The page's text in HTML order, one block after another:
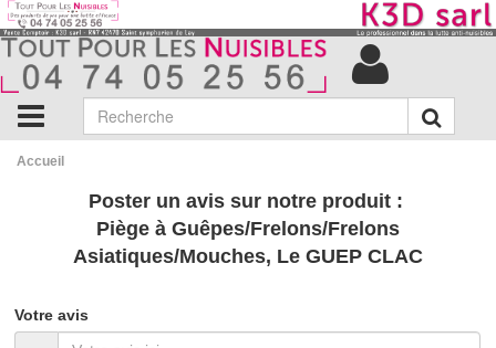
Accueil
Poster un avis sur notre produit :
Piège à Guêpes/Frelons/Frelons
Asiatiques/Mouches, Le GUEP CLAC
Votre avis